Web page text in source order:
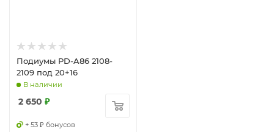
Подиумы PD-A86 2108-
2109 под 20+16
В наличии
2 650 ₽
+ 53 ₽ бонусов